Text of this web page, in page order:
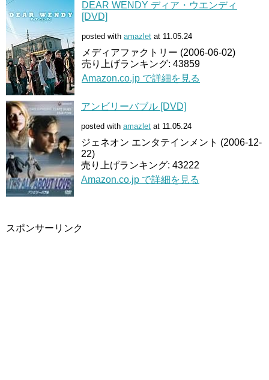
DEAR WENDY ディア・ウエンディ
[DVD]
posted with amazlet at 11.05.24
メディアファクトリー (2006-06-02)
売り上げランキング: 43859
Amazon.co.jp で詳細を見る
アンビリーバブル [DVD]
posted with amazlet at 11.05.24
ジェネオン エンタテインメント (2006-12-
22)
売り上げランキング: 43222
Amazon.co.jp で詳細を見る
スポンサーリンク